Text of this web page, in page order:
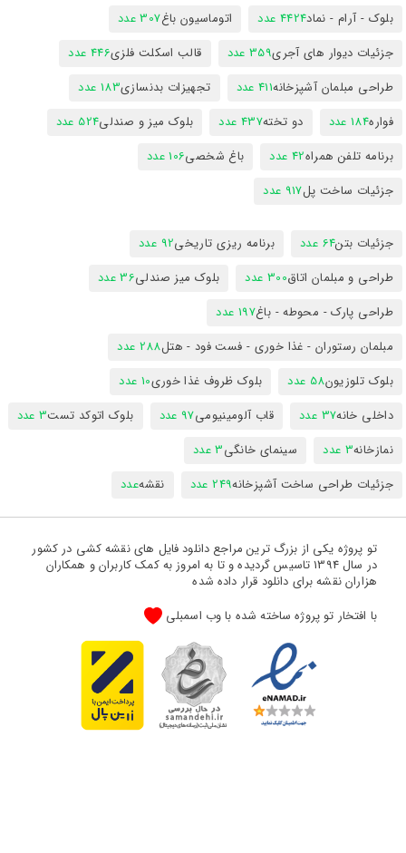
بلوک - آرام - نماد4424 عدد اتوماسیون باغ307 عدد
جزئیات دیوار های آجری359 عدد قالب اسکلت فلزی446 عدد
طراحی مبلمان آشپزخانه411 عدد تجهیزات بدنسازی183 عدد
فواره184 عدد دو تخته437 عدد بلوک میز و صندلی524 عدد
برنامه تلفن همراه42 عدد باغ شخصی106 عدد
جزئیات ساخت پل917 عدد
جزئیات بتن64 عدد برنامه ریزی تاریخی92 عدد
طراحی و مبلمان اتاق300 عدد بلوک میز صندلی36 عدد
طراحی پارک - محوطه - باغ197 عدد
مبلمان رستوران - غذا خوری - فست فود - هتل288 عدد
بلوک تلوزیون58 عدد بلوک ظروف غذا خوری10 عدد
داخلی خانه37 عدد قاب آلومینیومی97 عدد بلوک اتوکد تست3 عدد
نمازخانه3 عدد سینمای خانگی3 عدد
جزئیات طراحی ساخت آشپزخانه249 عدد نقشهعدد
تو پروژه یکی از بزرگ ترین مراجع دانلود فایل های نقشه کشی در کشور
در سال 1394 تاسیس گردیده و تا به امروز به کمک کاربران و همکاران
هزاران نقشه برای دانلود قرار داده شده
با افتخار تو پروژه ساخته شده با وب اسمبلی